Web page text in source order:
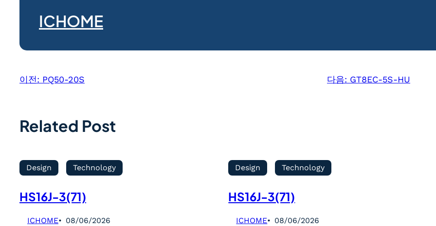
ICHOME
이전: PQ50-20S 다음: GT8EC-5S-HU
Related Post
Design Technology
HS16J-3(71)
ICHOME 08/06/2026
Design Technology
HS16J-3(71)
ICHOME 08/06/2026